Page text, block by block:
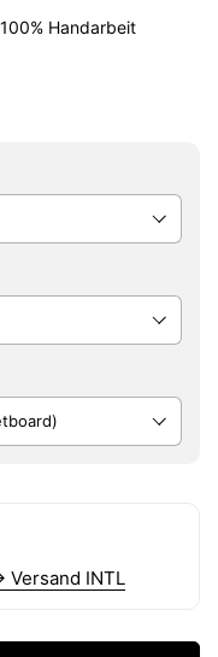
100% Handarbeit
Versand INTL